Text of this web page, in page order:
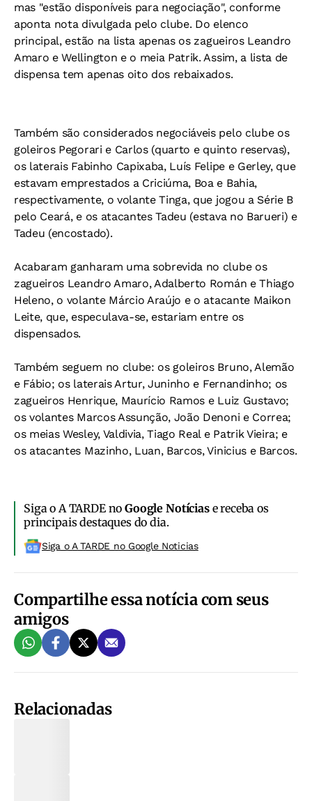
mas "estão disponíveis para negociação", conforme
aponta nota divulgada pelo clube. Do elenco
principal, estão na lista apenas os zagueiros Leandro
Amaro e Wellington e o meia Patrik. Assim, a lista de
dispensa tem apenas oito dos rebaixados.
Também são considerados negociáveis pelo clube os
goleiros Pegorari e Carlos (quarto e quinto reservas),
os laterais Fabinho Capixaba, Luís Felipe e Gerley, que
estavam emprestados a Criciúma, Boa e Bahia,
respectivamente, o volante Tinga, que jogou a Série B
pelo Ceará, e os atacantes Tadeu (estava no Barueri) e
Tadeu (encostado).
Acabaram ganharam uma sobrevida no clube os
zagueiros Leandro Amaro, Adalberto Román e Thiago
Heleno, o volante Márcio Araújo e o atacante Maikon
Leite, que, especulava-se, estariam entre os
dispensados.
Também seguem no clube: os goleiros Bruno, Alemão
e Fábio; os laterais Artur, Juninho e Fernandinho; os
zagueiros Henrique, Maurício Ramos e Luiz Gustavo;
os volantes Marcos Assunção, João Denoni e Correa;
os meias Wesley, Valdivia, Tiago Real e Patrik Vieira; e
os atacantes Mazinho, Luan, Barcos, Vinicius e Barcos.
Siga o A TARDE noGoogle Notíciase receba os
principais destaques do dia.
Siga o A TARDE no Google Noticias
Compartilhe essa notícia com seus
amigos
Relacionadas